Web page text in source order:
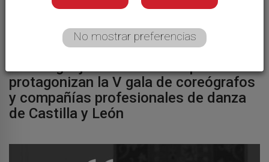
protagonizan la V gala de coreógrafos
y compañías profesionales de danza
de Castilla y León
No mostrar preferencias